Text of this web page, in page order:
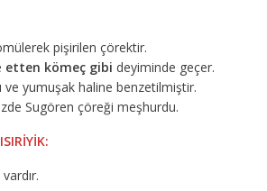
pişirilen çörektir.
etten kömeç gibi deyiminde geçer.
ve yumuşak haline benzetilmiştir.
Sugören çöreği meşhurdu.
vardır.